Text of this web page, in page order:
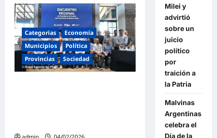
Kicillof
entregó
viviendas
y
escrituras,
inauguró
obras
y
reforzó
programas
educativos
Categorias
Economía
Municipios
Política
Provincias
Sociedad
Milei y
advirtió
sobre un
juicio
político
por
traición a
la Patria
Malvinas
Argentinas
celebra el
Día de la